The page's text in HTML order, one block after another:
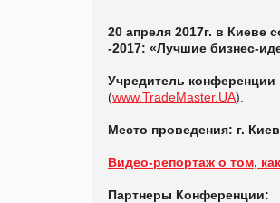
20 апреля 2017г. в Киеве
-2017: «Лучшие бизнес-
Учредитель конференции
(www.TradeMaster.UA).
Место проведения: г.
Видео-репортаж о том,
Партнеры Конференции: